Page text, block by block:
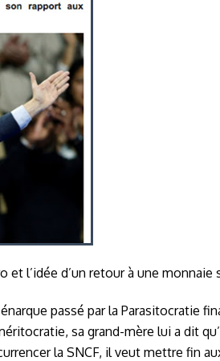
et l’idée d’un retour à une monnaie
passé par la Parasitocratie
sa grand-mère lui a dit
la SNCF, il veut mettre fin